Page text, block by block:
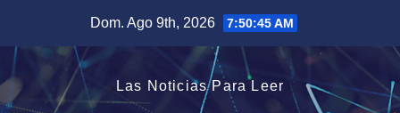
contenido
Dom. Ago 9th, 2026 7:50:47 AM
Las Noticias Para Leer